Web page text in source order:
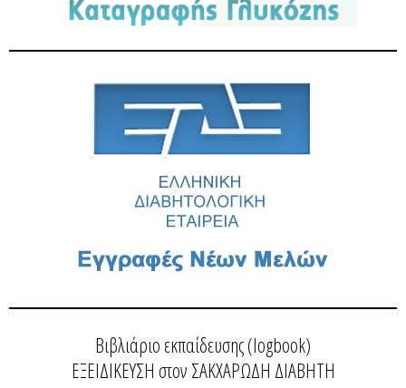
Βιβλιάριο εκπαίδευσης (logbook)
ΕΞΕΙΔΙΚΕΥΣΗ στον ΣΑΚΧΑΡΩΔΗ ΔΙΑΒΗΤΗ